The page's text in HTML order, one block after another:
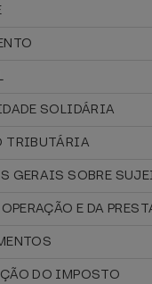
SOLIDÁRIA
TRIBUTÁRIA
GERAIS SOBRE
E DA
DO IMPOSTO